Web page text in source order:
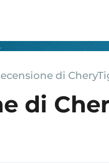
di
di